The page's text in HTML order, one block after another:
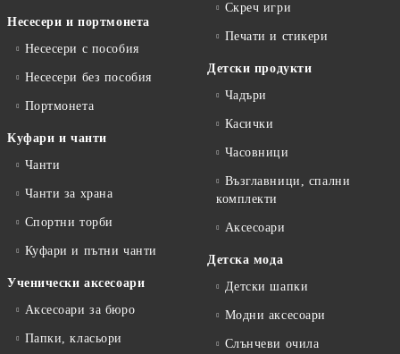
Несесери и портмонета
Несесери с пособия
Несесери без пособия
Портмонета
Куфари и чанти
Чанти
Чанти за храна
Спортни торби
Куфари и пътни чанти
Ученически аксесоари
Аксесоари за бюро
Папки, класьори
Скреч игри
Печати и стикери
Детски продукти
Чадъри
Касички
Часовници
Възглавници, спални
комплекти
Аксесоари
Детска мода
Детски шапки
Модни аксесоари
Слънчеви очила